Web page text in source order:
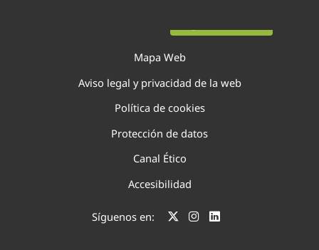
Mapa Web
Aviso legal y privacidad de la web
Política de cookies
Protección de datos
Canal Ético
Accesibilidad
Síguenos en: